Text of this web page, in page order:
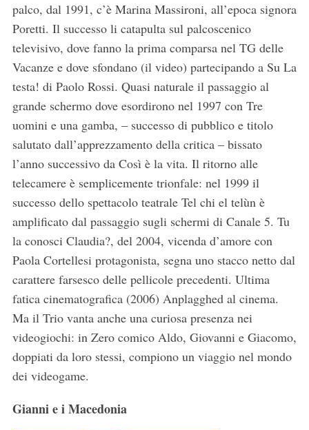
palco, dal 1991, c’è Marina Massironi, all’epoca signora
Poretti. Il successo li catapulta sul palcoscenico
televisivo, dove fanno la prima comparsa nel TG delle
Vacanze e dove sfondano (il video) partecipando a Su La
testa! di Paolo Rossi. Quasi naturale il passaggio al
grande schermo dove esordirono nel 1997 con Tre
uomini e una gamba, – successo di pubblico e titolo
salutato dall’apprezzamento della critica – bissato
l’anno successivo da Così è la vita. Il ritorno alle
telecamere è semplicemente trionfale: nel 1999 il
successo dello spettacolo teatrale Tel chi el telùn è
amplificato dal passaggio sugli schermi di Canale 5. Tu
la conosci Claudia?, del 2004, vicenda d’amore con
Paola Cortellesi protagonista, segna uno stacco netto dal
carattere farsesco delle pellicole precedenti. Ultima
fatica cinematografica (2006) Anplagghed al cinema.
Ma il Trio vanta anche una curiosa presenza nei
videogiochi: in Zero comico Aldo, Giovanni e Giacomo,
doppiati da loro stessi, compiono un viaggio nel mondo
dei videogame.
Gianni e i Macedonia